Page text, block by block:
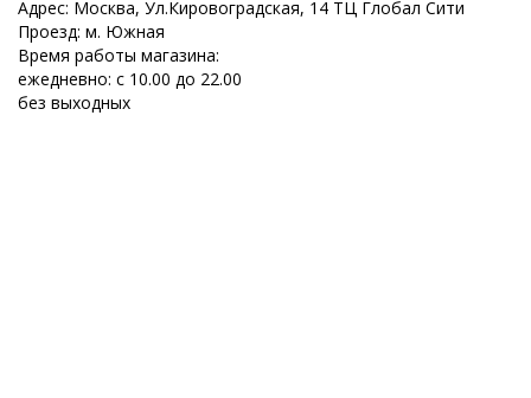
Адрес: Москва, Ул.Кировоградская, 14 ТЦ Глобал Сити
Проезд: м. Южная
Время работы магазина:
ежедневно: с 10.00 до 22.00
без выходных